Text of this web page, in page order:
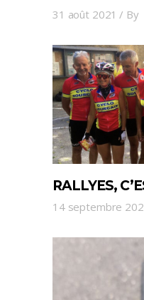
31 août 2021 By
RALLYES,
14 septembre